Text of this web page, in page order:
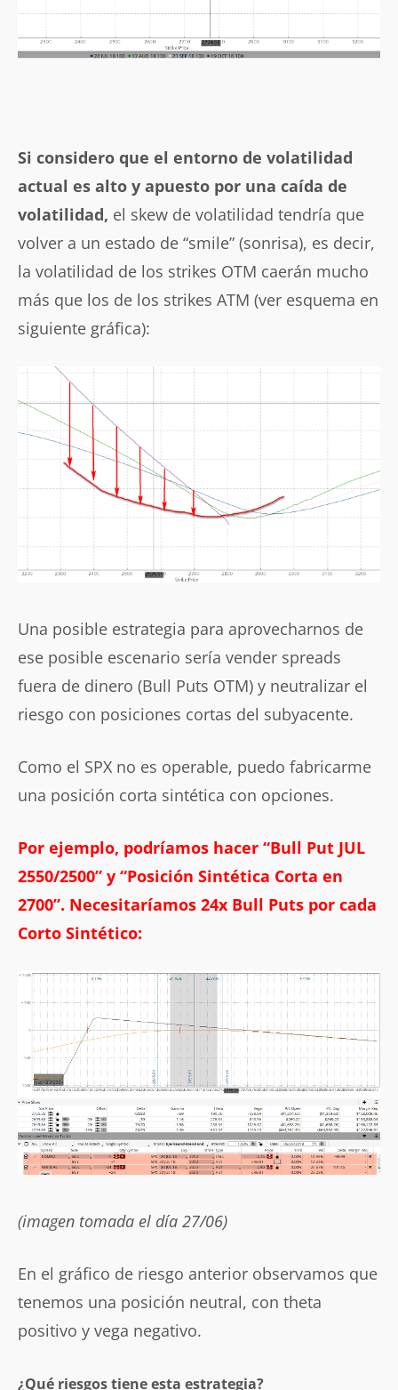
Si considero que el entorno de volatilidad
actual es alto y apuesto por una caída de
volatilidad, el skew de volatilidad tendría que
volver a un estado de “smile” (sonrisa), es decir,
la volatilidad de los strikes OTM caerán mucho
más que los de los strikes ATM (ver esquema en
siguiente gráfica):
Una posible estrategia para aprovecharnos de
ese posible escenario sería vender spreads
fuera de dinero (Bull Puts OTM) y neutralizar el
riesgo con posiciones cortas del subyacente.
Como el SPX no es operable, puedo fabricarme
una posición corta sintética con opciones.
Por ejemplo, podríamos hacer “Bull Put JUL
2550/2500” y “Posición Sintética Corta en
2700”. Necesitaríamos 24x Bull Puts por cada
Corto Sintético:
(imagen tomada el día 27/06)
En el gráfico de riesgo anterior observamos que
tenemos una posición neutral, con theta
positivo y vega negativo.
¿Qué riesgos tiene esta estrategia?